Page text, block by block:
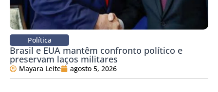
Política
Brasil e EUA mantêm confronto político e
preservam laços militares
Mayara Leite agosto 5, 2026